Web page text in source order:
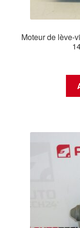
Moteur de lève-